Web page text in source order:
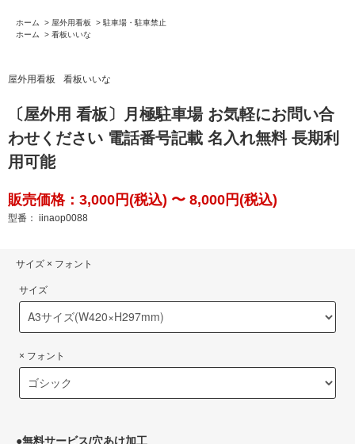
ホーム > 屋外用看板 > 駐車場・駐車禁止
ホーム
> 看板いいな
屋外用看板 看板いいな
〔屋外用 看板〕月極駐車場 お気軽にお問い合
わせください 電話番号記載 名入れ無料 長期利
用可能
販売価格：3,000円(税込) 〜 8,000円(税込)
型番： iinaop0088
サイズ × フォント
サイズ
× フォント
●無料サービス/穴あけ加工